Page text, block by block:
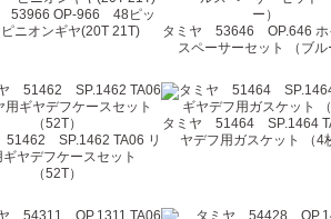
53966 OP-966 48ピッ
ニオンギヤ(20T 21T)
タミヤ 53646 OP.646 ホ
スペーサーセット （ブル
SP.1462 TA06 リ
ギヤデフケースセット
（52T）
タミヤ 51464 SP.1464
ヤデフ用ガスケット （4